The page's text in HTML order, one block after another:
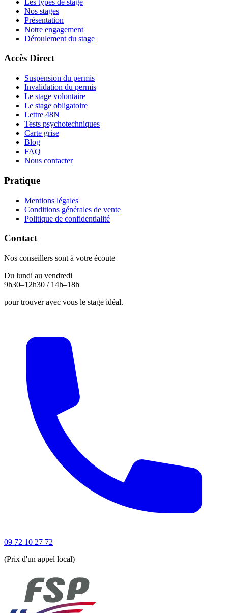
Nos stages
Présentation
Notre engagement
Déroulement du stage
Accès Direct
Suspension du permis
Invalidation du permis
Le stage volontaire
Le stage obligatoire
Lettre 48N
Tests psychotechniques
Carte grise
Blog
FAQ
Nous contacter
Pratique
Mentions légales
Conditions générales de vente
Politique de confidentialité
Contact
Nos conseillers sont à votre écoute
Du lundi au vendredi
9h30–12h30 / 14h–18h
pour trouver avec vous le stage idéal.
09 72 10 27 72
(Prix d'un appel local)